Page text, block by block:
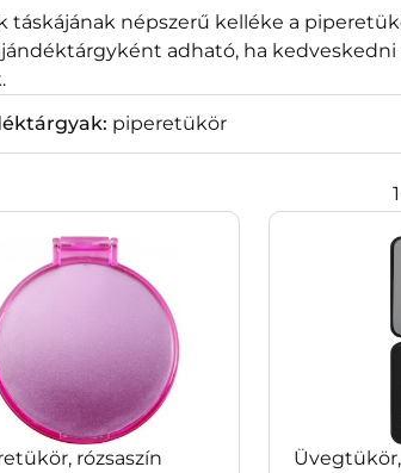
táskájának népszerű kelléke a
adható, ha kedveskedni
piperetükör
rózsaszín